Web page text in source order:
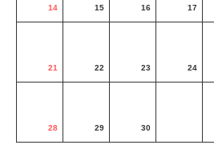
14 15 16 17
21 22 23 24
28 29 30